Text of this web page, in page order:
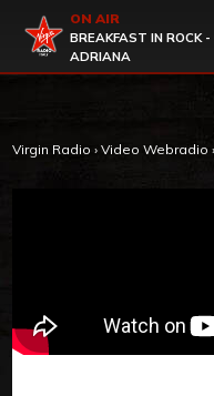
Virgin Radio
ON AIR
BREAKFAST IN ROCK -
ADRIANA
Virgin Radio › Video Webradio ›